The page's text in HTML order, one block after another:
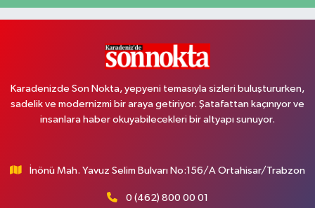
Karadenizde Son Nokta, yepyeni temasıyla sizleri buluştururken,
sadelik ve modernizmi bir araya getiriyor. Şatafattan kaçınıyor ve
insanlara haber okuyabilecekleri bir altyapı sunuyor.
İnönü Mah. Yavuz Selim Bulvarı No:156/A Ortahisar/Trabzon
0 (462) 800 00 01